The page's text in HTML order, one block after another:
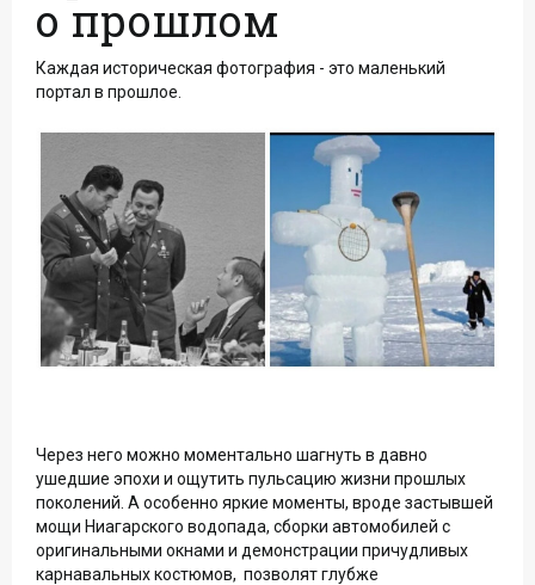
о прошлом
Каждая историческая фотография - это маленький
портал в прошлое.
Через него можно моментально шагнуть в давно
ушедшие эпохи и ощутить пульсацию жизни прошлых
поколений. А особенно яркие моменты, вроде застывшей
мощи Ниагарского водопада, сборки автомобилей с
оригинальными окнами и демонстрации причудливых
карнавальных костюмов, позволят глубже